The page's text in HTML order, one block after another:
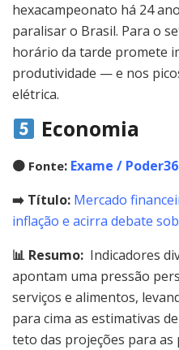
hexacampeonato há 24
paralisar o Brasil. Para o
horário da tarde promete
produtividade — e nos
elétrica.
Economia
🟠 Fonte: Exame /
➡️ Título: Mercado
inflação e acirra debate
📊 Resumo: Indicadores
apontam uma pressão
serviços e alimentos,
para cima as estimativas
teto das projeções para as